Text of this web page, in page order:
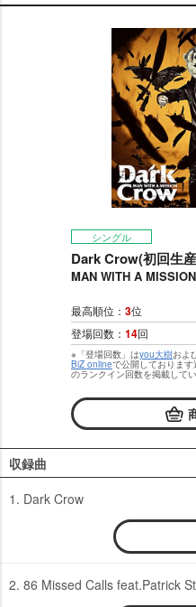
シングル
Dark Crow(初回生
MAN WITH A MISSION
最高順位： 3位
登場回数： 14回
※「登場回数」はyou大樹およ
BiZ onlineで公開しておりま
のランクイン回数を掲載してい
収録曲
1. Dark Crow
2. 86 Missed Calls feat.Patrick